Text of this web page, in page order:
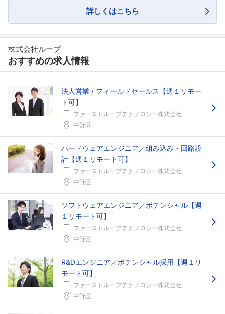
フォローしました
詳しくはこちら
株式会社ループ
おすすめの求人情報
法人営業 / フィールドセールス【週１リモー
ト可】
ファーストループテクノロジー株式会社
中野区
ハードウェアエンジニア／組み込み・回路設
計【週１リモート可】
ファーストループテクノロジー株式会社
中野区
ソフトウェアエンジニア／ポテンシャル【週
１リモート可】
ファーストループテクノロジー株式会社
中野区
R&Dエンジニア／ポテンシャル採用【週１リ
モート可】
ファーストループテクノロジー株式会社
中野区